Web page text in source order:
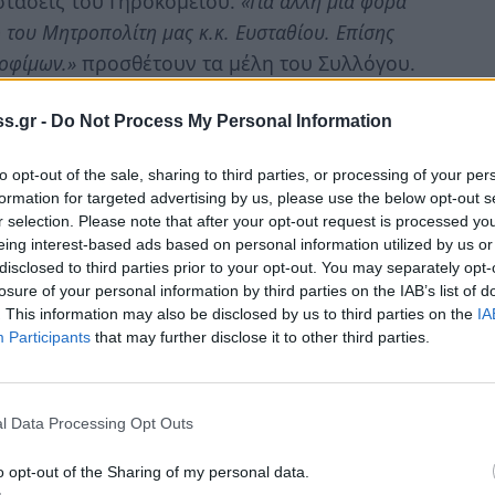
- Do Not Process My Personal Information
opt-out of the sale, sharing to third parties, or processing of your
for targeted advertising by us, please use the below opt-out
selection. Please note that after your opt-out request is processed
interest-based ads based on personal information utilized by us
to third parties prior to your opt-out. You may separately
of your personal information by third parties on the IAB’s list of
This information may also be disclosed by us to third parties on the
Participants that may further disclose it to other third parties.
Data Processing Opt Outs
opt-out of the Sharing of my personal data.
του Μητροπολίτη μας κ.κ. Ευσταθίου. Επίσης
προσθέτουν τα μέλη του Συλλόγου.
να μιλήσουν με τους γέροντες και τις
λόγια για την περιποίηση που δέχονται
ποιότητα ζωής που έχουν στο ίδρυμα.
τα ολίγα μπορέσαμε να βοηθήσουμε και να
όλοι μας και με μια ελάχιστη δωρεά μπορούμε
έχουν ανάγκη να ζουν αξιοπρεπώς.»
Συλλόγου κ. Χρήστος